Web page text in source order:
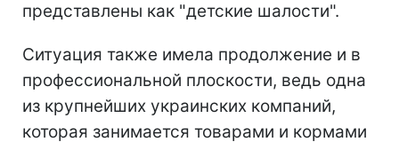
представлены как "детские шалости".
Ситуация также имела продолжение и в
профессиональной плоскости, ведь одна
из крупнейших украинских компаний,
которая занимается товарами и кормами